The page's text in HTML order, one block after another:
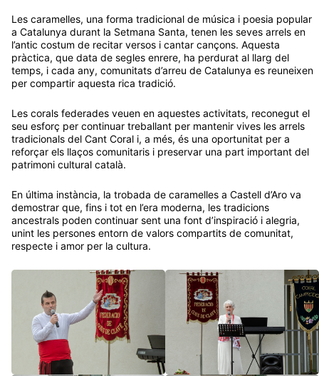
a Catalunya durant la Setmana Santa, tenen les seves arrels en
l’antic costum de recitar versos i cantar cançons. Aquesta
pràctica, que data de segles enrere, ha perdurat al llarg del
temps, i cada any, comunitats d’arreu de Catalunya es reuneixen
per compartir aquesta rica tradició.
seu esforç per continuar treballant per mantenir vives les arrels
tradicionals del Cant Coral i, a més, és una oportunitat per a
reforçar els llaços comunitaris i preservar una part important del
patrimoni cultural català.
demostrar que, fins i tot en l’era moderna, les tradicions
ancestrals poden continuar sent una font d’inspiració i alegria,
unint les persones entorn de valors compartits de comunitat,
respecte i amor per la cultura.